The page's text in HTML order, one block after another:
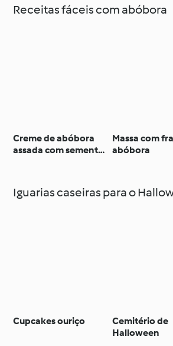
Receitas fáceis com abóbora
Creme de abóbora
assada com sementes
Massa com
abóbora
Iguarias caseiras para o
Cupcakes ouriço
Cemitério de
Halloween